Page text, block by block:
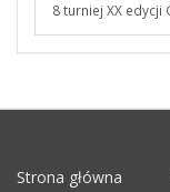
8 turniej XX edycji
Strona główna